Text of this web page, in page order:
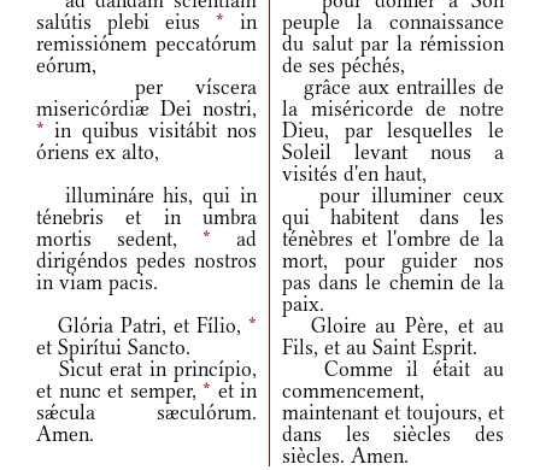
salútis plebi eius * in
remissiónem peccatórum
eórum,
peuple la connaissance
du salut par la rémission
de ses péchés,
per víscera
misericórdiæ Dei nostri,
* in quibus visitábit nos
óriens ex alto,
grâce aux entrailles de
la miséricorde de notre
Dieu, par lesquelles le
Soleil levant nous a
visités d'en haut,
illumináre his, qui in
ténebris et in umbra
mortis sedent, * ad
dirigéndos pedes nostros
in viam pacis.
pour illuminer ceux
qui habitent dans les
ténèbres et l'ombre de la
mort, pour guider nos
pas dans le chemin de la
paix.
Glória Patri, et Fílio, *
et Spirítui Sancto.
Gloire au Père, et au
Fils, et au Saint Esprit.
Sicut erat in princípio,
et nunc et semper, * et in
sǽcula sæculórum.
Amen.
Comme il était au
commencement,
maintenant et toujours, et
dans les siècles des
siècles. Amen.